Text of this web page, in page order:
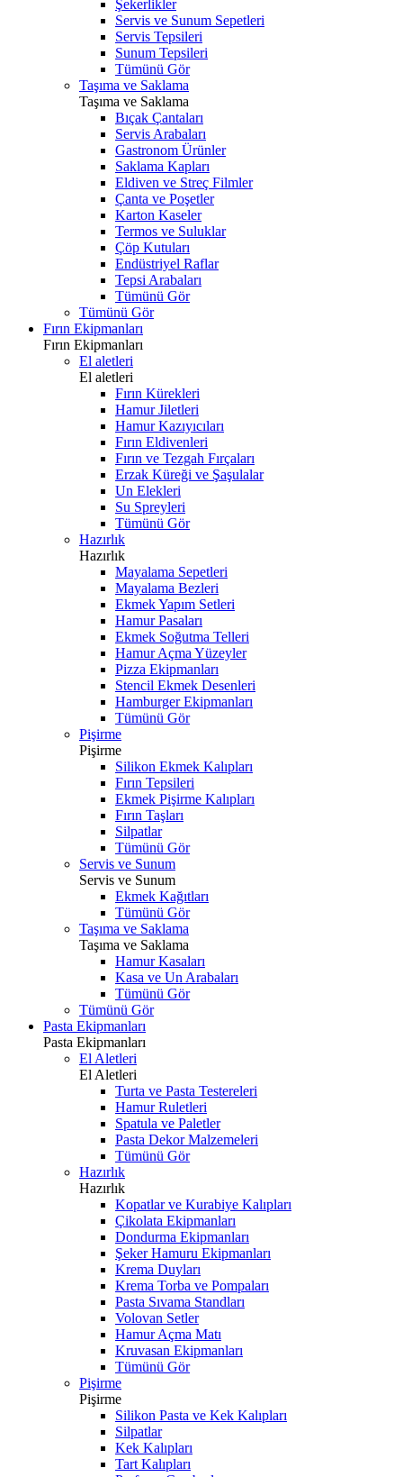
Şekerlikler
Servis ve Sunum Sepetleri
Servis Tepsileri
Sunum Tepsileri
Tümünü Gör
Taşıma ve Saklama
Taşıma ve Saklama
Bıçak Çantaları
Servis Arabaları
Gastronom Ürünler
Saklama Kapları
Eldiven ve Streç Filmler
Çanta ve Poşetler
Karton Kaseler
Termos ve Suluklar
Çöp Kutuları
Endüstriyel Raflar
Tepsi Arabaları
Tümünü Gör
Tümünü Gör
Fırın Ekipmanları
Fırın Ekipmanları
El aletleri
El aletleri
Fırın Kürekleri
Hamur Jiletleri
Hamur Kazıyıcıları
Fırın Eldivenleri
Fırın ve Tezgah Fırçaları
Erzak Küreği ve Şaşulalar
Un Elekleri
Su Spreyleri
Tümünü Gör
Hazırlık
Hazırlık
Mayalama Sepetleri
Mayalama Bezleri
Ekmek Yapım Setleri
Hamur Pasaları
Ekmek Soğutma Telleri
Hamur Açma Yüzeyler
Pizza Ekipmanları
Stencil Ekmek Desenleri
Hamburger Ekipmanları
Tümünü Gör
Pişirme
Pişirme
Silikon Ekmek Kalıpları
Fırın Tepsileri
Ekmek Pişirme Kalıpları
Fırın Taşları
Silpatlar
Tümünü Gör
Servis ve Sunum
Servis ve Sunum
Ekmek Kağıtları
Tümünü Gör
Taşıma ve Saklama
Taşıma ve Saklama
Hamur Kasaları
Kasa ve Un Arabaları
Tümünü Gör
Tümünü Gör
Pasta Ekipmanları
Pasta Ekipmanları
El Aletleri
El Aletleri
Turta ve Pasta Testereleri
Hamur Ruletleri
Spatula ve Paletler
Pasta Dekor Malzemeleri
Tümünü Gör
Hazırlık
Hazırlık
Kopatlar ve Kurabiye Kalıpları
Çikolata Ekipmanları
Dondurma Ekipmanları
Şeker Hamuru Ekipmanları
Krema Duyları
Krema Torba ve Pompaları
Pasta Sıvama Standları
Volovan Setler
Hamur Açma Matı
Kruvasan Ekipmanları
Tümünü Gör
Pişirme
Pişirme
Silikon Pasta ve Kek Kalıpları
Silpatlar
Kek Kalıpları
Tart Kalıpları